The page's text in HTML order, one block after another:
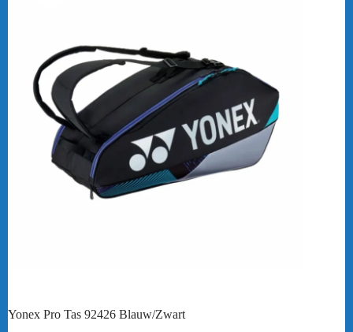
Yonex Pro Tas 92426 Blauw/Zwart